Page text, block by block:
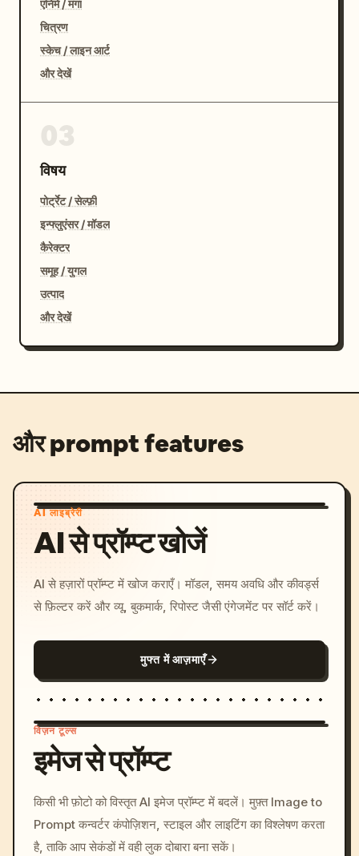
एनिमे / मंगा
चित्रण
स्केच / लाइन आर्ट
और देखें
विषय
पोर्ट्रेट / सेल्फ़ी
इन्फ्लुएंसर / मॉडल
कैरेक्टर
समूह / युगल
उत्पाद
और देखें
और prompt features
AI लाइब्रेरी
AI से प्रॉम्प्ट खोजें
AI से हज़ारों प्रॉम्प्ट में खोज कराएँ। मॉडल, समय अवधि और कीवर्ड्स
से फ़िल्टर करें और व्यू, बुकमार्क, रिपोस्ट जैसी एंगेजमेंट पर सॉर्ट करें।
मुफ्त में आज़माएँ
c, cyberpunk sunset, neon
colors, 8k --v 6.0
विज़न टूल्स
इमेज से प्रॉम्प्ट
किसी भी फ़ोटो को विस्तृत AI इमेज प्रॉम्प्ट में बदलें। मुफ़्त Image to
Prompt कन्वर्टर कंपोज़िशन, स्टाइल और लाइटिंग का विश्लेषण करता
है, ताकि आप सेकंडों में वही लुक दोबारा बना सकें।